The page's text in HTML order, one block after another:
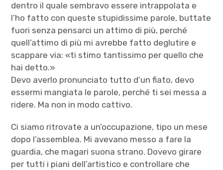
dentro il quale sembravo essere intrappolata e
l’ho fatto con queste stupidissime parole, buttate
fuori senza pensarci un attimo di più, perché
quell’attimo di più mi avrebbe fatto deglutire e
scappare via: «ti stimo tantissimo per quello che
hai detto.»
Devo averlo pronunciato tutto d’un fiato, devo
essermi mangiata le parole, perché ti sei messa a
ridere. Ma non in modo cattivo.
Ci siamo ritrovate a un’occupazione, tipo un mese
dopo l’assemblea. Mi avevano messo a fare la
guardia, che magari suona strano. Dovevo girare
per tutti i piani dell’artistico e controllare che